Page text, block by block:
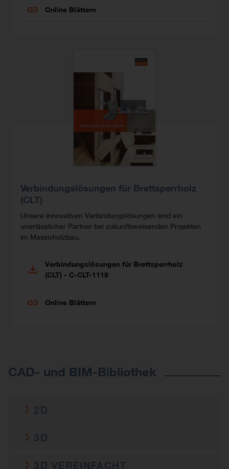
Online Blättern
Verbindungslösungen für Brettsperrholz
(CLT)
Unsere innovativen Verbindungslösungen sind ein
unerlässlicher Partner bei zukunftsweisenden Projekten
im Massivholzbau.
Verbindungslösungen für Brettsperrholz
(CLT) - C-CLT-1119
Online Blättern
CAD- und BIM-Bibliothek
2D
AB255HD
2.dwg
3D
AB255HD3D VEREINFACHT